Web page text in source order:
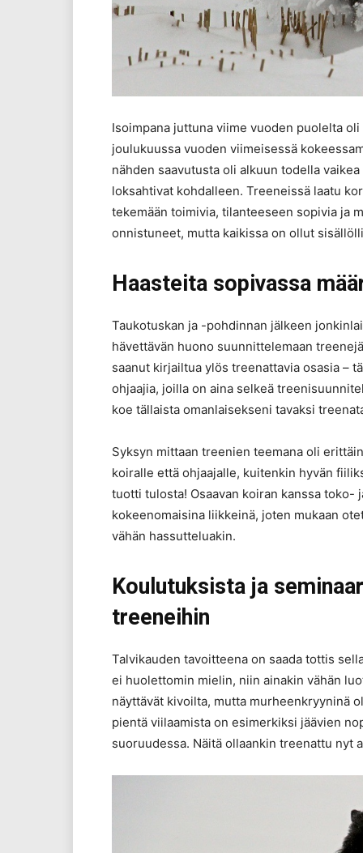
Isoimpana juttuna viime vuoden puolelta
joulukuussa vuoden viimeisessä
nähden saavutusta oli alkuun todella
loksahtivat kohdalleen. Treeneissä laatu
tekemään toimivia, tilanteeseen sopivia ja
onnistuneet, mutta kaikissa on ollut
Haasteita sopivassa
Taukotuskan ja -pohdinnan jälkeen
hävettävän huono suunnittelemaan
saanut kirjailtua ylös treenattavia osasia –
ohjaajia, joilla on aina selkeä
koe tällaista omanlaisekseni tavaksi
Syksyn mittaan treenien teemana oli
koiralle että ohjaajalle, kuitenkin hyvän
tuotti tulosta! Osaavan koiran kanssa
kokeenomaisina liikkeinä, joten mukaan
vähän hassutteluakin.
Koulutuksista ja
treeneihin
Talvikauden tavoitteena on saada tottis
ei huolettomin mielin, niin ainakin vähän
näyttävät kivoilta, mutta murheenkryyninä
pientä viilaamista on esimerkiksi jäävien
suoruudessa. Näitä ollaankin treenattu nyt